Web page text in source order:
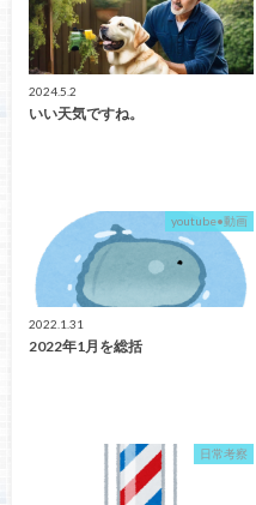
2024.5.2
いい天気ですね。
youtube•動画
2022.1.31
2022年1月を総括
日常考察